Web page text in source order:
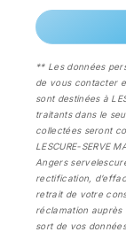
** Les données
de vous contacter
sont destinées à
traitants dans le
collectées seront
LESCURE-SERVE
Angers
rectification,
retrait de votre
réclamation auprès
sort de vos